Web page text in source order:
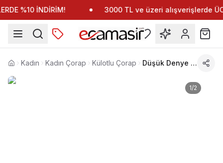
%10 İNDİRİM! 3000 TL ve üzeri alışverişlerde
Anasayfa
Kadın Kadın Çorap Külotlu Çorap Düşük Denye Kadın Külotlu Çorap Daymod 1122127
1/2